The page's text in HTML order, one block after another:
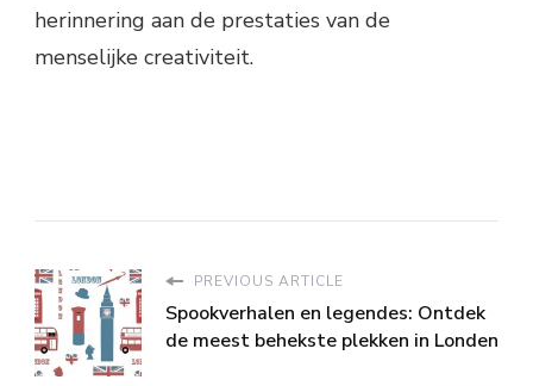
herinnering aan de prestaties van de
menselijke creativiteit.
PREVIOUS ARTICLE
Spookverhalen en legendes: Ontdek
de meest behekste plekken in Londen